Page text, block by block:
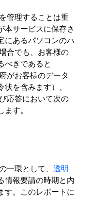
管理することは重
本サービスに保存さ
にあるパソコンのハ
合でも、お客様の
べきであると
がお客様のデータ
を含みます）、
応答において次の
ます。
一環として、 透明
情報要請の時期と内
す。このレポートに